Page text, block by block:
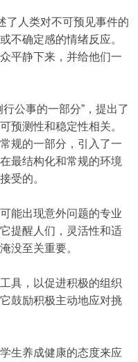
了人类对不可预见事件的
不确定感的情绪反应。
平静下来，并给他们一
公事的一部分”，提出了
预测性和稳定性相关。
规的一部分，引入了一
最结构化和常规的环境
受的。
能出现意外问题的专业
提醒人们，灵活性和适
没至关重要。
具，以促进积极的组织
鼓励积极主动地应对挑
生养成健康的态度来应